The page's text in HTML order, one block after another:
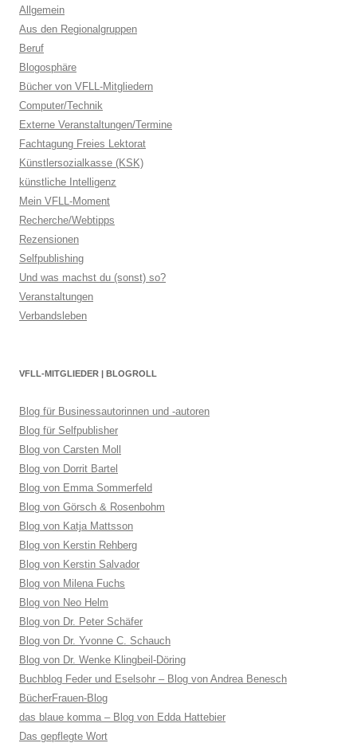
Allgemein
Aus den Regionalgruppen
Beruf
Blogosphäre
Bücher von VFLL-Mitgliedern
Computer/Technik
Externe Veranstaltungen/Termine
Fachtagung Freies Lektorat
Künstlersozialkasse (KSK)
künstliche Intelligenz
Mein VFLL-Moment
Recherche/Webtipps
Rezensionen
Selfpublishing
Und was machst du (sonst) so?
Veranstaltungen
Verbandsleben
VFLL-MITGLIEDER | BLOGROLL
Blog für Businessautorinnen und -autoren
Blog für Selfpublisher
Blog von Carsten Moll
Blog von Dorrit Bartel
Blog von Emma Sommerfeld
Blog von Görsch & Rosenbohm
Blog von Katja Mattsson
Blog von Kerstin Rehberg
Blog von Kerstin Salvador
Blog von Milena Fuchs
Blog von Neo Helm
Blog von Dr. Peter Schäfer
Blog von Dr. Yvonne C. Schauch
Blog von Dr. Wenke Klingbeil-Döring
Buchblog Feder und Eselsohr – Blog von Andrea Benesch
BücherFrauen-Blog
das blaue komma – Blog von Edda Hattebier
Das gepflegte Wort